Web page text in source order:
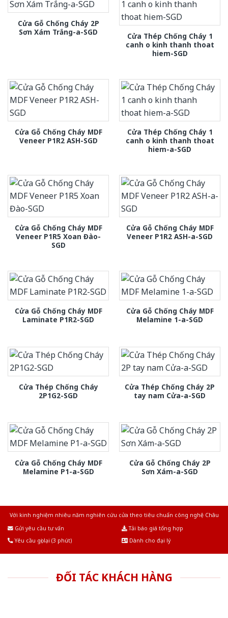
Cửa Gỗ Chống Cháy 2P
Sơn Xám Trắng-a-SGD
Cửa Thép Chống Cháy 1
canh o kinh thanh thoat
hiem-SGD
Cửa Gỗ Chống Cháy MDF
Veneer P1R2 ASH-SGD
Cửa Thép Chống Cháy 1
canh o kinh thanh thoat
hiem-a-SGD
Cửa Gỗ Chống Cháy MDF
Veneer P1R5 Xoan Đào-
SGD
Cửa Gỗ Chống Cháy MDF
Veneer P1R2 ASH-a-SGD
Cửa Gỗ Chống Cháy MDF
Laminate P1R2-SGD
Cửa Gỗ Chống Cháy MDF
Melamine 1-a-SGD
Cửa Thép Chống Cháy
2P1G2-SGD
Cửa Thép Chống Cháy 2P
tay nam Cửa-a-SGD
Cửa Gỗ Chống Cháy MDF
Melamine P1-a-SGD
Cửa Gỗ Chống Cháy 2P
Sơn Xám-a-SGD
Với kinh nghiệm nhiêu năm nghiên cứu cửa theo tiêu chuẩn công nghệ Châu
Gửi yêu cầu tư vấn
Tải báo giá tổng hợp
Yêu cầu gọi lại (3 phút)
Dành cho đại lý
ĐỐI TÁC KHÁCH HÀNG